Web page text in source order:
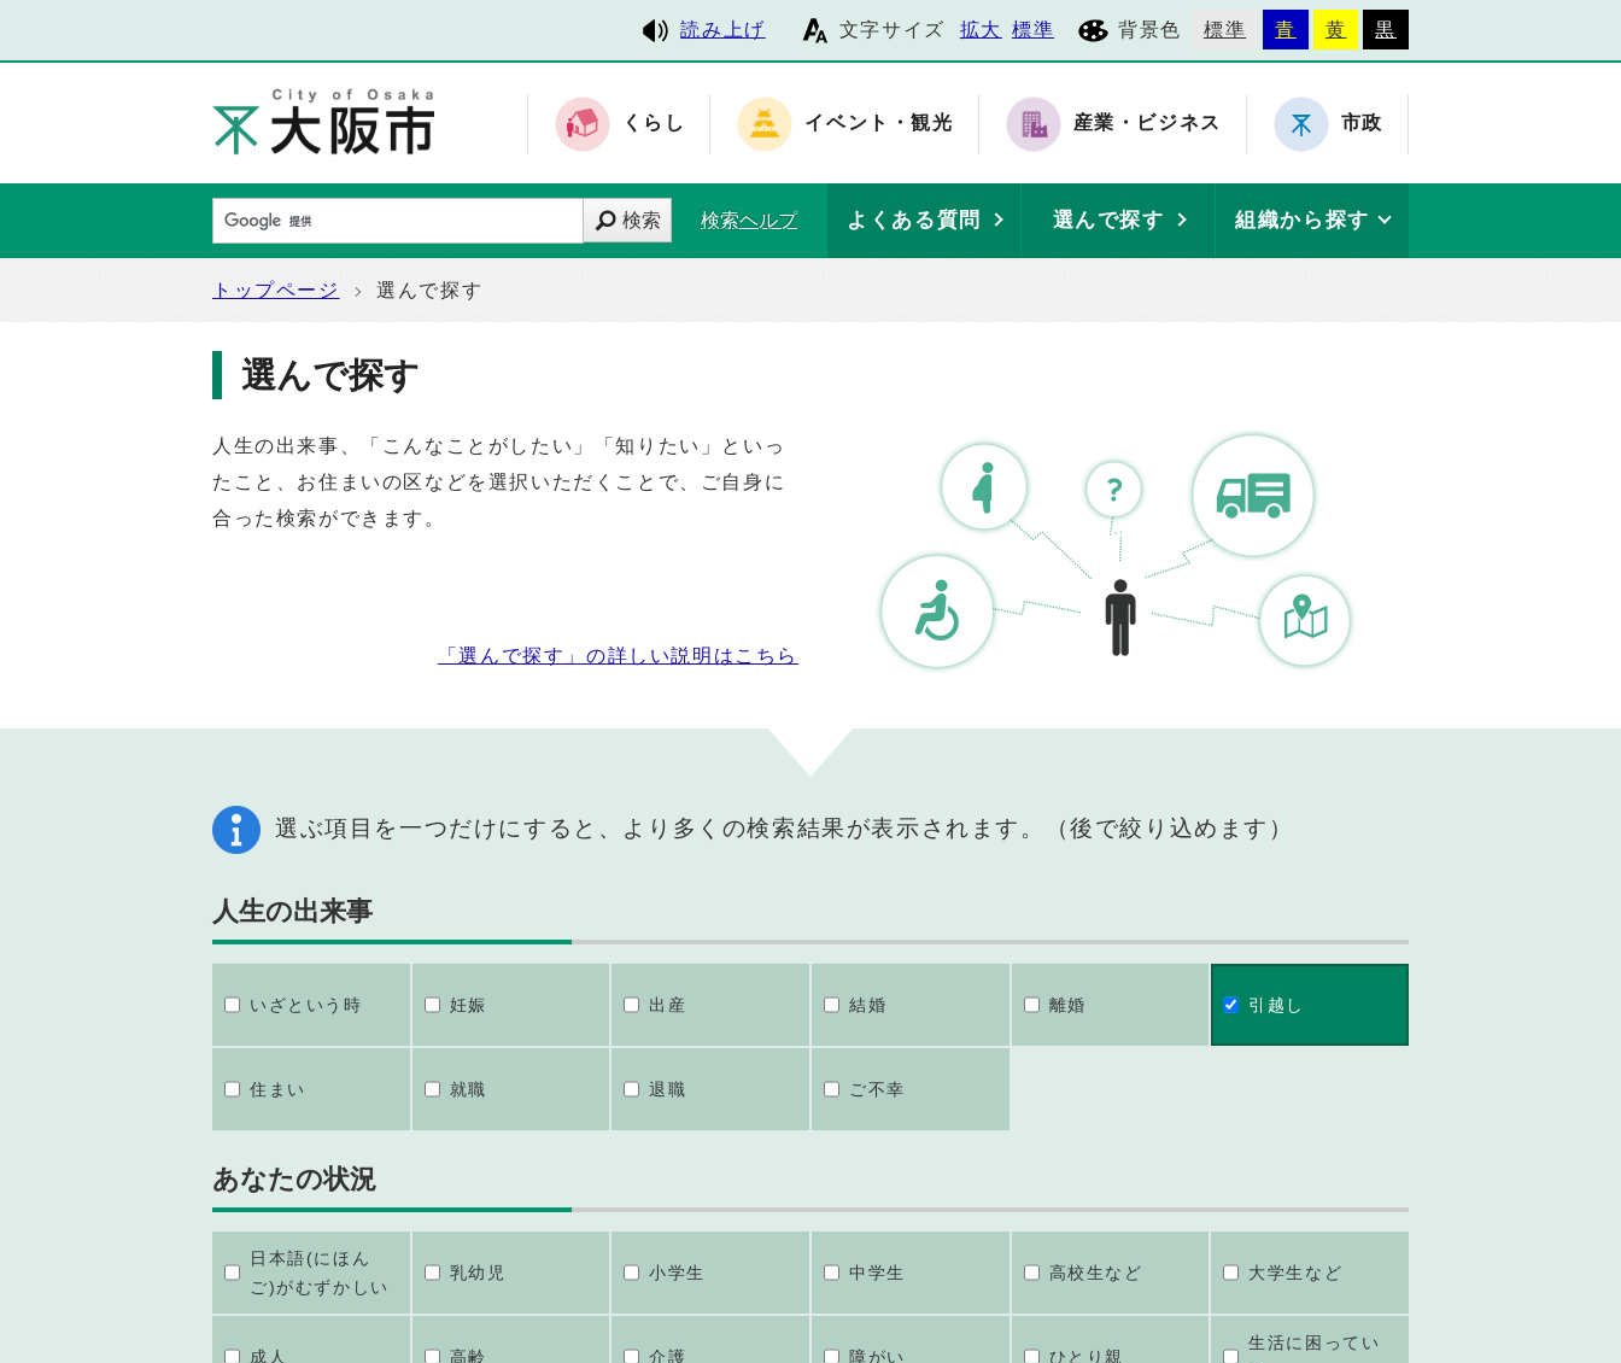
読み上げ 文字サイズ 拡大 標準 背景色 標準 青 黄 黒
くらし イベント・観光 産業・ビジネス 市政
検索 検索ヘルプ よくある質問 選んで探す 組織から探す
トップページ 選んで探す
選んで探す
人生の出来事、「こんなことがしたい」「知りたい」といっ
たこと、お住まいの区などを選択いただくことで、ご自身に
合った検索ができます。
「選んで探す」の詳しい説明はこちら
選ぶ項目を一つだけにすると、より多くの検索結果が表示されます。（後で絞り込めます）
人生の出来事
いざという時 妊娠 出産 結婚 離婚 引越し
住まい 就職 退職 ご不幸
あなたの状況
日本語(にほん
ご)がむずかしい
乳幼児 小学生 中学生 高校生など 大学生など
成人 高齢 介護 障がい ひとり親
生活に困ってい